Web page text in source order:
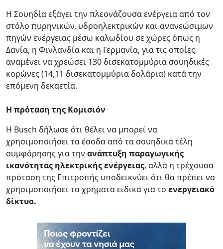
Η Σουηδία εξάγει την πλεονάζουσα ενέργεια από τον
στόλο πυρηνικών, υδροηλεκτρικών και ανανεώσιμων
πηγών ενέργειας μέσω καλωδίου σε χώρες όπως η
Δανία, η Φινλανδία και η Γερμανία, για τις οποίες
αναμένει να χρεώσει 130 δισεκατομμύρια σουηδικές
κορώνες (14,11 δισεκατομμύρια δολάρια) κατά την
επόμενη δεκαετία.
Η πρόταση της Κομισιόν
Η Busch δήλωσε ότι θέλει να μπορεί να
χρησιμοποιήσει τα έσοδα από τα σουηδικά τέλη
συμφόρησης για την ανάπτυξη παραγωγικής
ικανότητας ηλεκτρικής ενέργειας, αλλά η τρέχουσα
πρόταση της Επιτροπής υποδεικνύει ότι θα πρέπει να
χρησιμοποιήσει τα χρήματα ειδικά για το ενεργειακό
δίκτυο.